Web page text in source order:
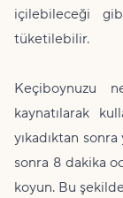
içilebileceği
tüketilebilir.
Keçiboynuzu
kaynatılarak
yıkadıktan
sonra 8 dakika
koyun. Bu